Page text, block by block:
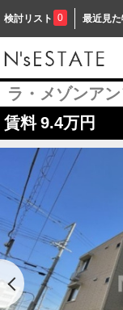
検討リスト 0 最近見
ラ・メゾンア
賃料 9.4万円